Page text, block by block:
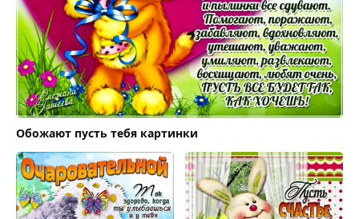
Обожают пусть тебя картинки